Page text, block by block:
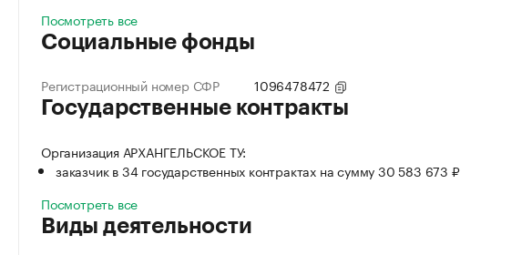
Посмотреть все
Социальные фонды
Регистрационный номер СФР 1096478472
Государственные контракты
Организация АРХАНГЕЛЬСКОЕ ТУ:
заказчик в 34 государственных контрактах на сумму 30 583 673 ₽
Посмотреть все
Виды деятельности